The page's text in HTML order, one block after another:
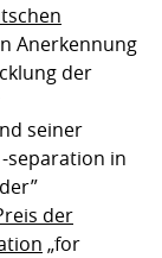
Anerkennung
der
seiner
separation in
der
„for